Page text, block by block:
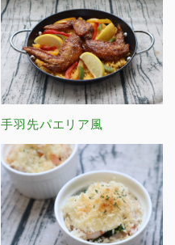
手羽先パエリア風